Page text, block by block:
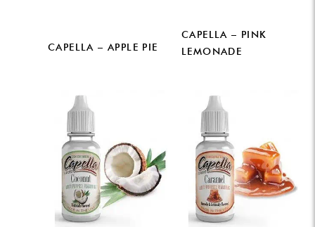
CAPELLA – APPLE PIE
CAPELLA – PINK
LEMONADE